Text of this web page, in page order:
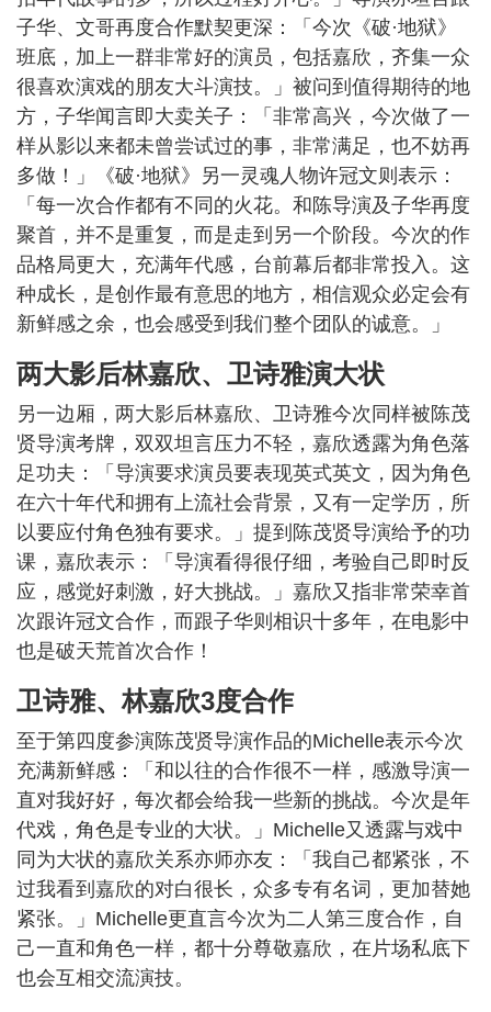
子华、文哥再度合作默契更深：「今次《破·地狱》
班底，加上一群非常好的演员，包括嘉欣，齐集一众
很喜欢演戏的朋友大斗演技。」被问到值得期待的地
方，子华闻言即大卖关子：「非常高兴，今次做了一
样从影以来都未曾尝试过的事，非常满足，也不妨再
多做！」《破·地狱》另一灵魂人物许冠文则表示：
「每一次合作都有不同的火花。和陈导演及子华再度
聚首，并不是重复，而是走到另一个阶段。今次的作
品格局更大，充满年代感，台前幕后都非常投入。这
种成长，是创作最有意思的地方，相信观众必定会有
新鲜感之余，也会感受到我们整个团队的诚意。」
两大影后林嘉欣、卫诗雅演大状
另一边厢，两大影后林嘉欣、卫诗雅今次同样被陈茂
贤导演考牌，双双坦言压力不轻，嘉欣透露为角色落
足功夫：「导演要求演员要表现英式英文，因为角色
在六十年代和拥有上流社会背景，又有一定学历，所
以要应付角色独有要求。」提到陈茂贤导演给予的功
课，嘉欣表示：「导演看得很仔细，考验自己即时反
应，感觉好刺激，好大挑战。」嘉欣又指非常荣幸首
次跟许冠文合作，而跟子华则相识十多年，在电影中
也是破天荒首次合作！
卫诗雅、林嘉欣3度合作
至于第四度参演陈茂贤导演作品的Michelle表示今次
充满新鲜感：「和以往的合作很不一样，感激导演一
直对我好好，每次都会给我一些新的挑战。今次是年
代戏，角色是专业的大状。」Michelle又透露与戏中
同为大状的嘉欣关系亦师亦友：「我自己都紧张，不
过我看到嘉欣的对白很长，众多专有名词，更加替她
紧张。」Michelle更直言今次为二人第三度合作，自
己一直和角色一样，都十分尊敬嘉欣，在片场私底下
也会互相交流演技。